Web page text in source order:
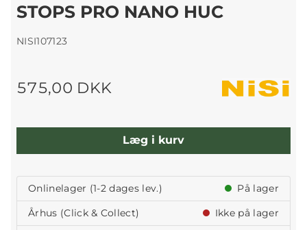
STOPS PRO NANO HUC
NISI107123
575,00 DKK
Læg i kurv
Onlinelager (1-2 dages lev.)
På lager
Århus (Click & Collect)
Ikke på lager